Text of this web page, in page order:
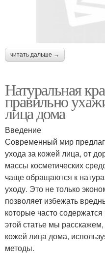
читать дальше →
Натуральная
правильно
лица дома
Введение
Современный мир
ухода за кожей лица, от
массы косметических
чаще обращаются к
уходу. Это не только
позволяет избежать
которые часто
этой статье мы
кожей лица дома,
методы.